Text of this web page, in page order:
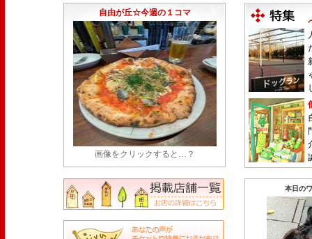
25日をもって86年の歴史に幕
(7/23)
自由が丘☆今週の１コマ
画像をクリックすると…？
本日の